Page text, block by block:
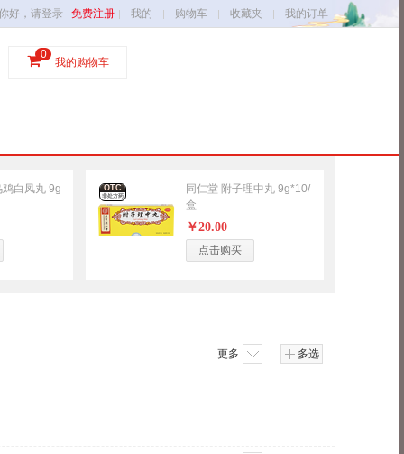
好，请登录 免费注册 我的 购物车 收藏夹 我的订单
我的购物车
0
白凤丸 9g OTC
非处方药
同仁堂 附子理中丸 9g*10/
盒
￥20.00
点击购买
更多 多选